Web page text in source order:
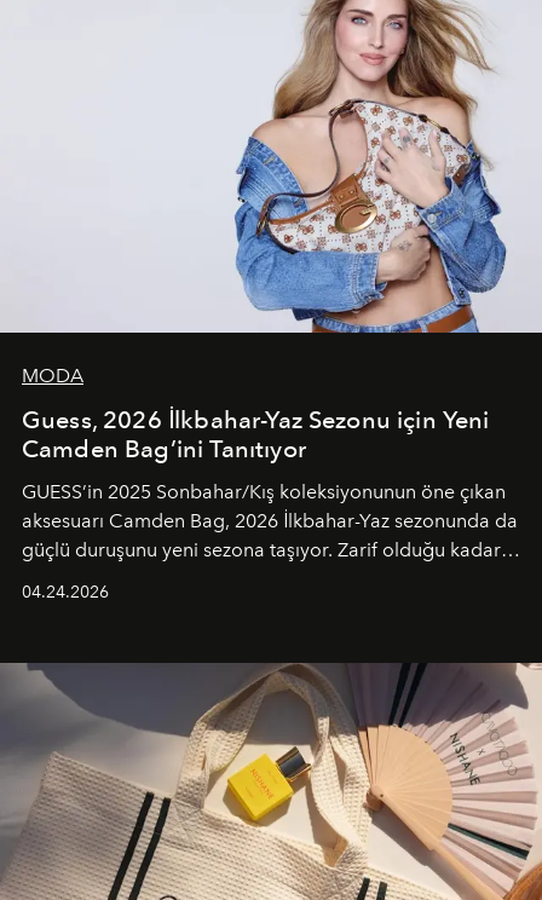
MODA
Guess, 2026 İlkbahar-Yaz Sezonu için Yeni
Camden Bag’ini Tanıtıyor
GUESS’in 2025 Sonbahar/Kış koleksiyonunun öne çıkan
aksesuarı Camden Bag, 2026 İlkbahar-Yaz sezonunda da
güçlü duruşunu yeni sezona taşıyor. Zarif olduğu kadar
04.24.2026